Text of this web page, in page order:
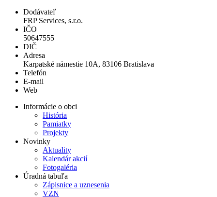
Dodávateľ
FRP Services, s.r.o.
IČO
50647555
DIČ
Adresa
Karpatské námestie 10A, 83106 Bratislava
Telefón
E-mail
Web
Informácie o obci
História
Pamiatky
Projekty
Novinky
Aktuality
Kalendár akcií
Fotogaléria
Úradná tabuľa
Zápisnice a uznesenia
VZN